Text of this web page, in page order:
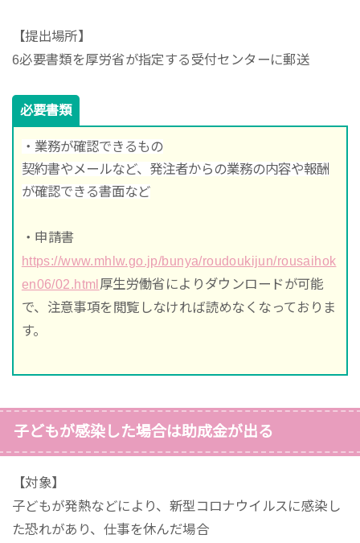
【提出場所】
6必要書類を厚労省が指定する受付センターに郵送
必要書類
・業務が確認できるもの
契約書やメールなど、発注者からの業務の内容や報酬
が確認できる書面など
・申請書
https://www.mhlw.go.jp/bunya/roudoukijun/rousaihok
en06/02.html厚生労働省によりダウンロードが可能
で、注意事項を閲覧しなければ読めなくなっておりま
す。
子どもが感染した場合は助成金が出る
【対象】
子どもが発熱などにより、新型コロナウイルスに感染し
た恐れがあり、仕事を休んだ場合